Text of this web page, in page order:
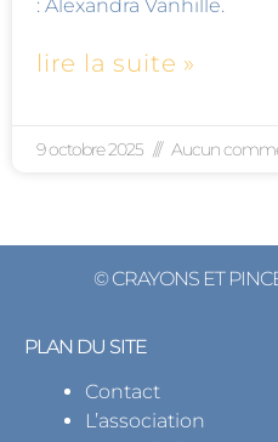
: Alexandra Vanhille.
lire la suite »
9 octobre 2025 Aucun
© CRAYONS ET
PLAN DU SITE
Contact
L’association